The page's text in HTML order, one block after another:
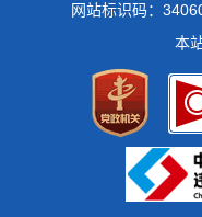
网站标识码：
本